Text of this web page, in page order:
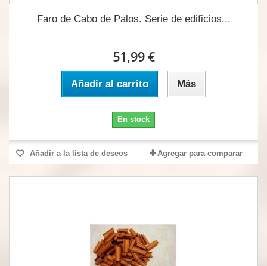
Faro de Cabo de Palos. Serie de edificios...
51,99 €
Añadir al carrito Más
En stock
Añadir a la lista de deseos Agregar para comparar